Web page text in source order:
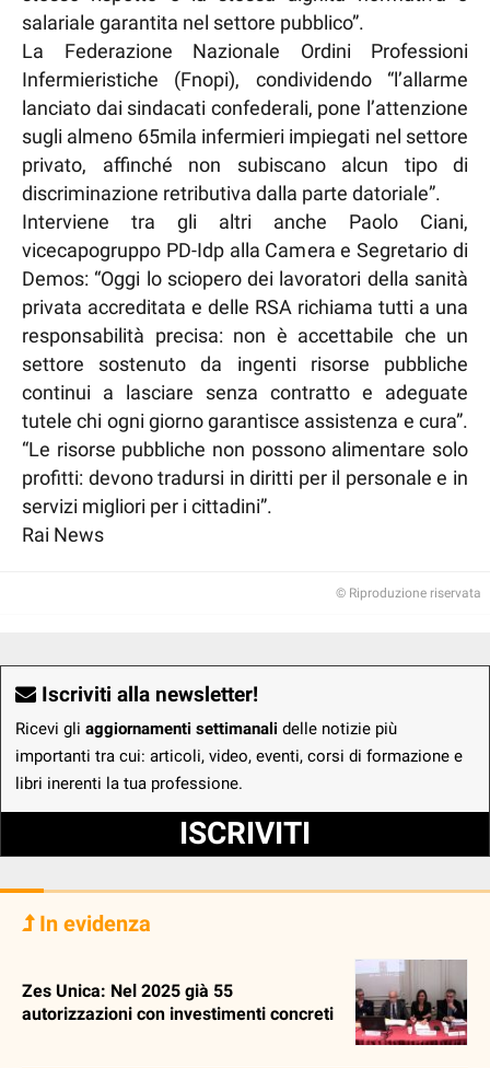
salariale garantita nel settore pubblico”.
La Federazione Nazionale Ordini Professioni
Infermieristiche (Fnopi), condividendo “l’allarme
lanciato dai sindacati confederali, pone l’attenzione
sugli almeno 65mila infermieri impiegati nel settore
privato, affinché non subiscano alcun tipo di
discriminazione retributiva dalla parte datoriale”.
Interviene tra gli altri anche Paolo Ciani,
vicecapogruppo PD-Idp alla Camera e Segretario di
Demos: “Oggi lo sciopero dei lavoratori della sanità
privata accreditata e delle RSA richiama tutti a una
responsabilità precisa: non è accettabile che un
settore sostenuto da ingenti risorse pubbliche
continui a lasciare senza contratto e adeguate
tutele chi ogni giorno garantisce assistenza e cura”.
“Le risorse pubbliche non possono alimentare solo
profitti: devono tradursi in diritti per il personale e in
servizi migliori per i cittadini”.
Rai News
© Riproduzione riservata
Iscriviti alla newsletter!
Ricevi gli aggiornamenti settimanali delle notizie più
importanti tra cui: articoli, video, eventi, corsi di formazione e
libri inerenti la tua professione.
ISCRIVITI
In evidenza
Zes Unica: Nel 2025 già 55
autorizzazioni con investimenti concreti